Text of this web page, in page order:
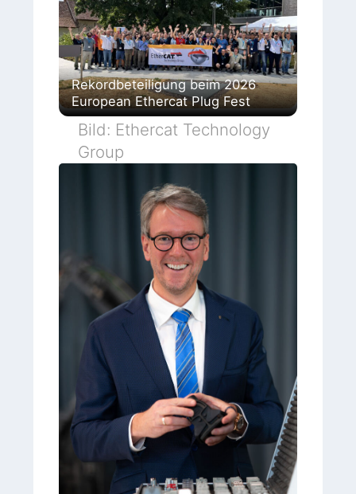
Rekordbeteiligung beim 2026
European Ethercat Plug Fest
Bild: Ethercat Technology
Group